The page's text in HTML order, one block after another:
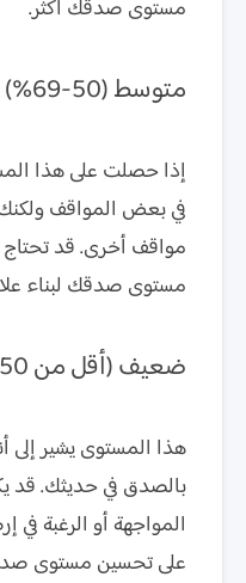
مستوى صدقك أكثر.
متوسط (50-69%)
إذا حصلت على هذا
في بعض المواقف ولكنك
مواقف أخرى. قد
مستوى صدقك لبناء
ضعيف (أقل من 50%)
هذا المستوى يشير إلى
بالصدق في حديثك.
المواجهة أو الرغبة
على تحسين مستوى